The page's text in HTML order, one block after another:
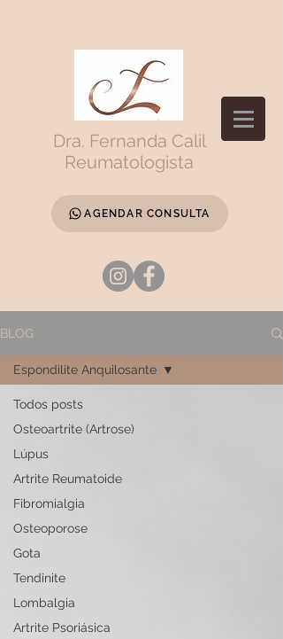
Dra. Fernanda Calil
Reumatologista
AGENDAR CONSULTA
BLOG
Todos posts
Osteoartrite (Artrose)
Lúpus
Artrite Reumatoide
Fibromialgia
Osteoporose
Gota
Tendinite
Lombalgia
Artrite Psoriásica
Espondilite Anquilosante